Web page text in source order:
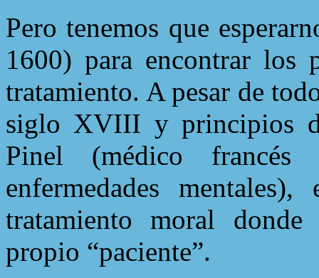
Pero tenemos que
1600) para encontrar los
tratamiento. A pesar de
siglo XVIII y principios
Pinel (médico
enfermedades
tratamiento moral
propio “paciente”.